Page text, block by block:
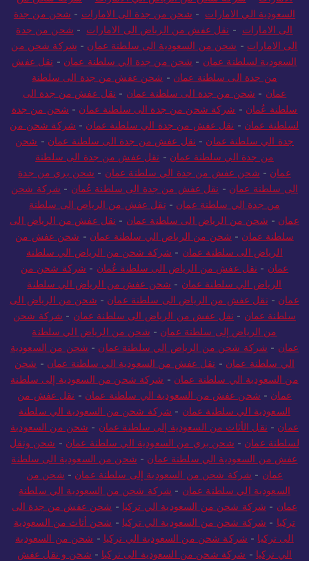
السعودية الي الامارات - شحن من جدة الى الامارات - شحن من جدة
الى الامارات - نقل عفش من الرياض الى الامارات - شحن من جدة
الى الامارات - شحن من السعودية الى سلطنة عمان - شركة شحن من
السعودية لسلطنة عمان - شحن من جدة الي سلطنة عمان - نقل عفش
من جدة الى سلطنة عمان - شحن عفش من جدة الى سلطنة
عمان - شحن من جدة الى سلطنة عمان - نقل عفش من جدة الى
سلطنة عُمان - شركة شحن من جدة الى سلطنة عمان - شحن من جدة
لسلطنة عمان - نقل عفش من جدة الي سلطنة عمان - شركة شحن من
جدة الي سلطنة عمان - نقل عفش من جدة الى سلطنة عمان - شحن
من جدة الي سلطنة عمان - نقل عفش من جدة الى سلطنة
عمان - شحن عفش من جدة الي سلطنة عمان - شحن بري من جدة
الى سلطنة عمان - نقل عفش من جدة الى سلطنة عُمان - شركة شحن
من جدة الي سلطنة عمان - نقل عفش من الرياض الى سلطنة
عمان - شحن من الرياض الى سلطنة عمان - نقل عفش من الرياض الى
سلطنة عمان - شحن من الرياض الي سلطنة عمان - شحن عفش من
الرياض الى سلطنة عمان - شركة شحن من الرياض الي سلطنة
عمان - نقل عفش من الرياض الى سلطنة عُمان - شركة شحن من
الرياض الي سلطنة عمان - شحن عفش من الرياض الي سلطنة
عمان - نقل عفش من الرياض الى سلطنة عمان - شحن من الرياض الى
سلطنة عمان - نقل عفش من الرياض الى سلطنة عمان - شركة شحن
من الرياض إلى سلطنة عمان - شحن من الرياض الي سلطنة
عمان - شركة شحن من الرياض الي سلطنة عمان - شحن من السعودية
الي سلطنة عمان - نقل عفش من السعودية الي سلطنة عمان - شحن
من السعودية الي سلطنة عمان - شركة شحن من السعودية إلى سلطنة
عمان - شحن عفش من السعودية الي سلطنة عمان - نقل عفش من
السعودية الي سلطنة عمان - شركة شحن من السعودية الي سلطنة
عمان - نقل الأثاث من السعودية إلى سلطنة عمان - شحن من السعودية
لسلطنة عمان - شحن بري من السعودية الي سلطنة عمان - شحن ونقل
عفش من السعودية الي سلطنة عمان - شحن من السعودية الى سلطنة
عمان - شركة شحن من السعودية إلى سلطنة عمان - شحن من
السعودية الي سلطنة عمان - شركة شحن من السعودية الي سلطنة
عمان - شركة شحن من السعودية الي تركيا - شحن عفش من جدة الى
تركيا - شركة شحن من السعودية الي تركيا - شحن أثاث من السعودية
الى تركيا - شركة شحن من السعودية الي تركيا - شحن من السعودية
الي تركيا - شركة شحن من السعودية الى تركيا - شحن و نقل عفش